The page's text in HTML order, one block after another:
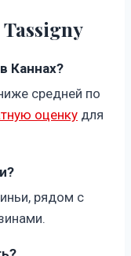
Каннах?
средней по
оценку для
рядом с